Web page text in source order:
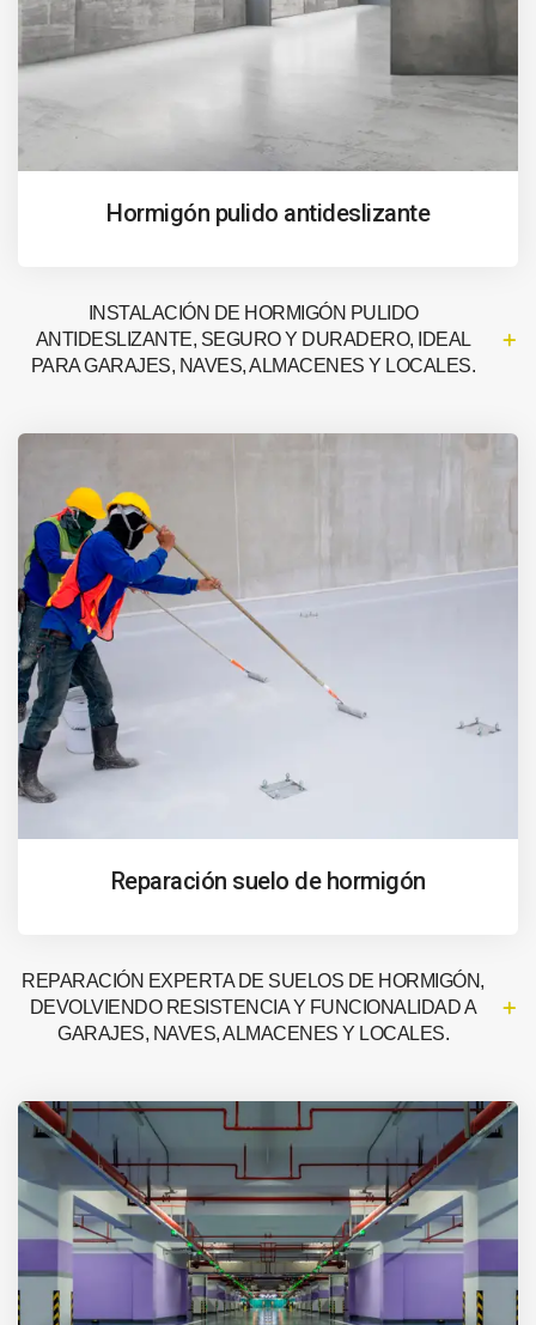
Hormigón pulido antideslizante
INSTALACIÓN DE HORMIGÓN PULIDO
ANTIDESLIZANTE, SEGURO Y DURADERO, IDEAL
PARA GARAJES, NAVES, ALMACENES Y LOCALES.
Reparación suelo de hormigón
REPARACIÓN EXPERTA DE SUELOS DE HORMIGÓN,
DEVOLVIENDO RESISTENCIA Y FUNCIONALIDAD A
GARAJES, NAVES, ALMACENES Y LOCALES.